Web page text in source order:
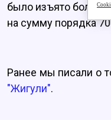
было изъято более
на сумму порядка
Ранее мы писали о
"Жигули".